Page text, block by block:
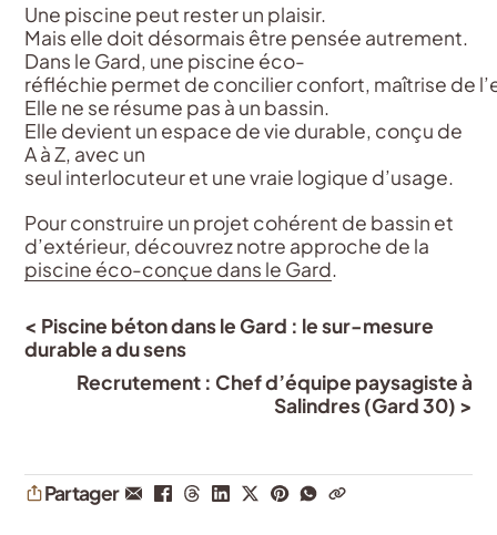
Une piscine peut resterun plaisir.
Mais elle doit désormais être pensée autrement.
Dans le Gard, une piscine éco-
réfléchie permet de concilierconfort, maîtrise de
Elle ne se résume pas à un bassin.
Elle devient un espace de vie durable, conçu de
A à Z, avec un
seul interlocuteuret unevraie logique d’usage.
Pour construire un projet cohérent de bassin et
d’extérieur, découvrez notre approche de la
piscine éco-conçue dans le Gard.
< Piscine béton dans le Gard : le sur-mesure
durable a du sens
Recrutement : Chef d’équipe paysagiste à
Salindres (Gard 30) >
Partager